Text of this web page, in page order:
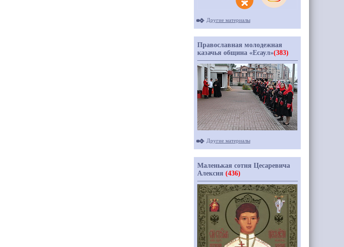
Другие материалы
Православная молодежная
казачья община «Есаул»(383)
Другие материалы
Маленькая сотня Цесаревича
Алексия (436)